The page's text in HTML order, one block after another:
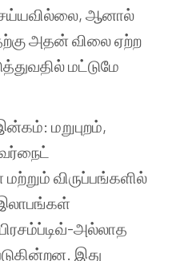
ஆனால்
அதன் விலை ஏற்ற
மட்டுமே
மறுபுறம்,
மற்றும் விருப்பங்களில்
அல்லாத
இது